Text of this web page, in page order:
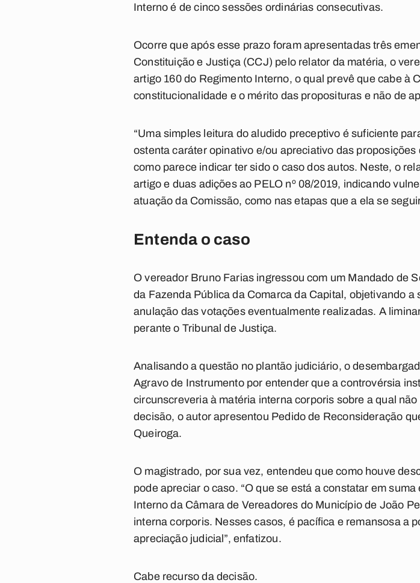
Interno é de cinco sessões ordinárias consecutivas.
Ocorre que após esse prazo foram apresentadas três
Constituição e Justiça (CCJ) pelo relator da matéria, o
artigo 160 do Regimento Interno, o qual prevê que cabe à
constitucionalidade e o mérito das proposituras e não de
“Uma simples leitura do aludido preceptivo é suficiente
ostenta caráter opinativo e/ou apreciativo das
como parece indicar ter sido o caso dos autos. Neste, o
artigo e duas adições ao PELO nº 08/2019, indicando
atuação da Comissão, como nas etapas que a ela se
Entenda o caso
O vereador Bruno Farias ingressou com um Mandado de
da Fazenda Pública da Comarca da Capital, objetivando
anulação das votações eventualmente realizadas. A
perante o Tribunal de Justiça.
Analisando a questão no plantão judiciário, o
Agravo de Instrumento por entender que a controvérsia
circunscreveria à matéria interna corporis sobre a qual
decisão, o autor apresentou Pedido de Reconsideração
Queiroga.
O magistrado, por sua vez, entendeu que como houve
pode apreciar o caso. “O que se está a constatar em
Interno da Câmara de Vereadores do Município de João
interna corporis. Nesses casos, é pacífica e remansosa a
apreciação judicial”, enfatizou.
Cabe recurso da decisão.